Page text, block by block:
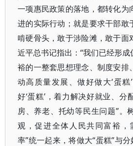
一项惠民政策的落地，都转化为
进的实际行动；就是要求干部敢
啃硬骨头，敢于涉险滩，敢于面
近平总书记指出：“我们已经形
裕的一整套思想理念、制度安排
动高质量发展、做好做大‘蛋糕
好‘蛋糕’，着力解决好就业、分
房、养老、托幼等民生问题”。
观，促进全体人民共同富裕，
率”统一起来，将做大“蛋糕”与分